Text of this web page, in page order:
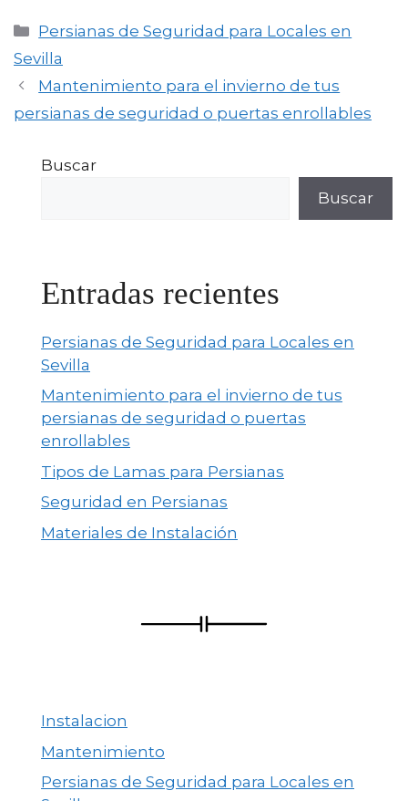
Categorías
Persianas de Seguridad para Locales en
Sevilla
Mantenimiento para el invierno de tus
persianas de seguridad o puertas enrollables
Buscar
Buscar
Entradas recientes
Persianas de Seguridad para Locales en
Sevilla
Mantenimiento para el invierno de tus
persianas de seguridad o puertas
enrollables
Tipos de Lamas para Persianas
Seguridad en Persianas
Materiales de Instalación
Instalacion
Mantenimiento
Persianas de Seguridad para Locales en